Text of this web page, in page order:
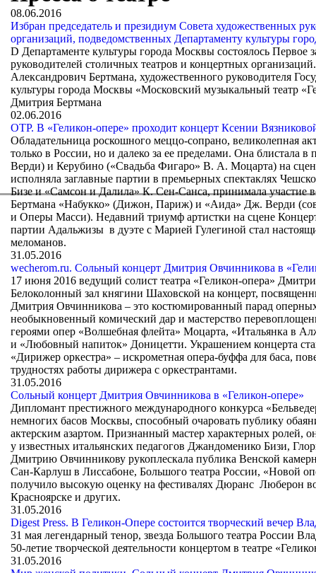
08.06.2016
Избран председатель и президиум Совета художественных
организаций, подведомственных Департаменту культуры
D Департаменте культуры города Москвы состоялось Первое
руководителей столичных театров и концертных
Александрович Бертмана, художественного руководителя
культуры города Москвы «Московский музыкальный театр
Дмитрия Бертмана
02.06.2016
ОТР. В «Геликон-опере» проходит концерт Ксении
Обладательница роскошного меццо-сопрано, великолепная
только в России, но и далеко за ее пределами. Она блистала
Верди) и Керубино («Свадьба Фигаро» В. А. Моцарта) на
исполняла заглавные партии в премьерных спектаклях
Бизе и «Самсон и Далила» К. Сен-Санса, принимала участие
Бертмана «Набукко» (Дижон, Париж) и «Аида» Дж. Верди
и Оперы Масси). Недавний триумф артистки на сцене
партии Адальжизы в дуэте с Марией Гулегиной стал
меломанов.
31.05.2016
wecherom.ru. Сольный концерт Дмитрия Овчинникова в
17 июня 2016 ведущий солист театра «Геликон-опера»
Белоколонный зал княгини Шаховской на концерт,
Дмитрия Овчинникова – это костюмированный парад
необыкновенный комический дар и мастерство
героями опер «Волшебная флейта» Моцарта, «Итальянка в
и «Любовный напиток» Доницетти. Украшением концерта
«Дирижер оркестра» – искрометная опера-буффа для баса,
трудностях работы дирижера с оркестрантами.
31.05.2016
Сольный концерт Дмитрия Овчинникова в «Геликон-опере»
Дипломант престижного международного конкурса
немногих басов Москвы, способный очаровать публику
актерским азартом. Признанный мастер характерных ролей,
у известных итальянских педагогов Джандоменико Бизи,
Дмитрию Овчинникову рукоплескала публика Венской
Сан-Карлуш в Лиссабоне, Большого театра России, «Новой
получило высокую оценку на фестивалях Дюранс Люберон
Красноярске и других.
31.05.2016
Digest Press. В Геликон-Опере состоится творческий вечер
31 мая легендарный тенор, звезда Большого театра России
50-летие творческой деятельности концертом в театре
31.05.2016